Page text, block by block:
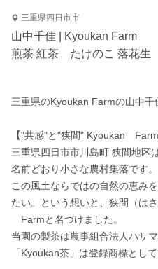
三重県四日市市
山中千佳 | Kyoukan Farm
煎茶 紅茶 たけのこ 落花生
三重県のKyoukan Farmの山中千
【"共感"と"狭間" Kyoukan　Farm
三重県四日市市川島町 狭間地区
名前どおり小さな農村集落です。
この風土ならではの自然の恵み
たい。という想いと、狭間（は
Farmと名づけました。
当園の製茶は農事組合法人ハサ
「Kyoukan茶」は登録商標とし